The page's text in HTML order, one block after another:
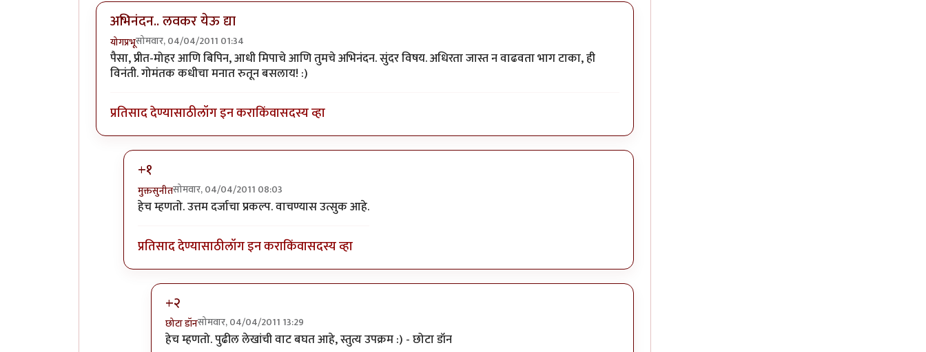
अभिनंदन.. लवकर येऊ द्या
योगप्रभूसोमवार, 04/04/2011 01:34
पैसा, प्रीत-मोहर आणि बिपिन, आधी मिपाचे आणि तुमचे अभिनंदन. सुंदर विषय. अधिरता जास्त न वाढवता भाग टाका, ही
विनंती. गोमंतक कधीचा मनात रुतून बसलाय! :)
प्रतिसाद देण्यासाठीलॉग इन कराकिंवासदस्य व्हा
+१
मुक्तसुनीतसोमवार, 04/04/2011 08:03
In reply toअभिनंदन.. लवकर येऊ द्याbyयोगप्रभू
हेच म्हणतो. उत्तम दर्जाचा प्रकल्प. वाचण्यास उत्सुक आहे.
प्रतिसाद देण्यासाठीलॉग इन कराकिंवासदस्य व्हा
+२
छोटा डॉनसोमवार, 04/04/2011 13:29
In reply to+१byमुक्तसुनीत
हेच म्हणतो. पुढील लेखांची वाट बघत आहे, स्तुत्य उपक्रम :) - छोटा डॉन